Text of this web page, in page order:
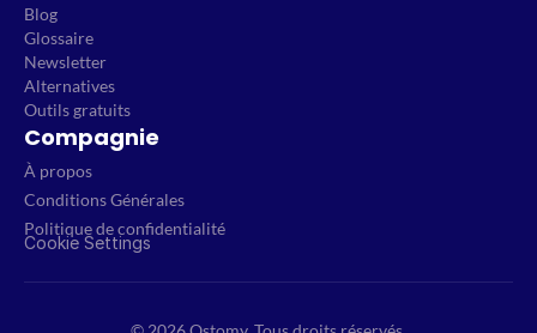
Blog
Glossaire
Newsletter
Alternatives
Outils gratuits
Compagnie
À propos
Conditions Générales
Politique de confidentialité
Cookie Settings